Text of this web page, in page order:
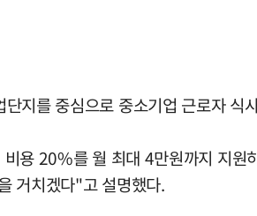
지를 중심으로 중소기업 근로자
용 20%를 월 최대 4만원까지 지
거치겠다"고 설명했다.